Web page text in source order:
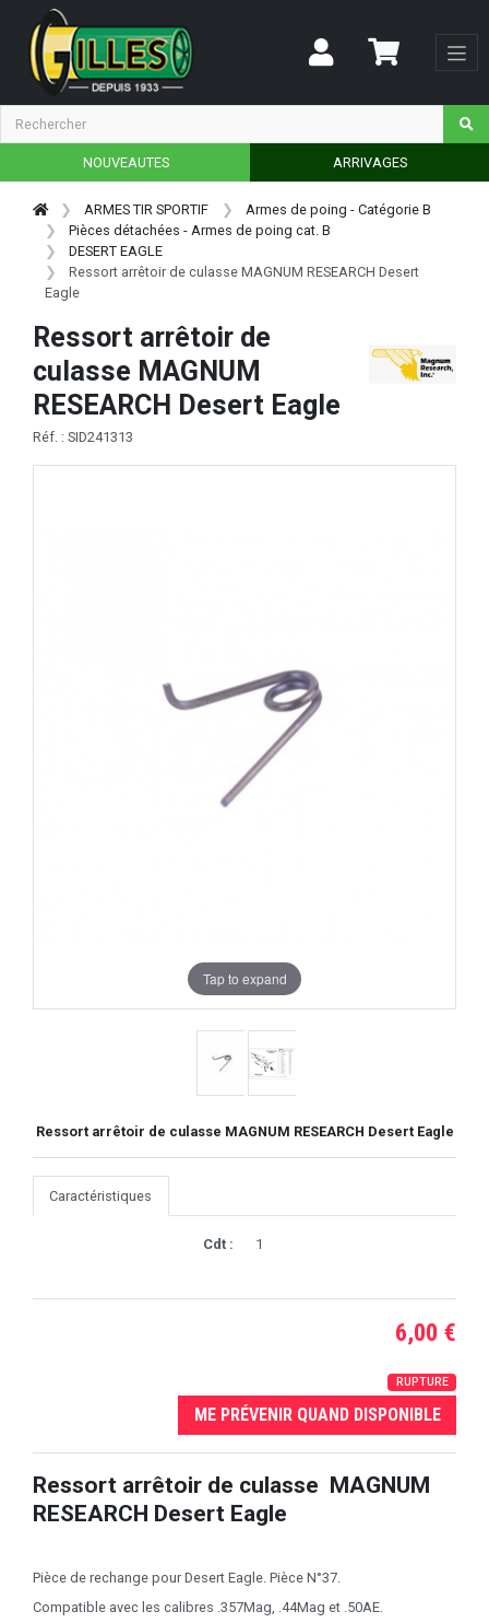
NOUVEAUTES ARRIVAGES
ARMES TIR SPORTIF
Armes de poing - Catégorie B
Pièces détachées - Armes de poing cat. B
DESERT EAGLE
Ressort arrêtoir de culasse MAGNUM RESEARCH Desert
Eagle
Ressort arrêtoir de
culasse MAGNUM
RESEARCH Desert Eagle
Réf. : SID241313
Tap to expand
Ressort arrêtoir de culasse MAGNUM RESEARCH Desert Eagle
Caractéristiques
Cdt : 1
6,00 €
RUPTURE
ME PRÉVENIR QUAND DISPONIBLE
Ressort arrêtoir de culasse MAGNUM
RESEARCH Desert Eagle
Pièce de rechange pour Desert Eagle. Pièce N°37.
Compatible avec les calibres .357Mag, .44Mag et .50AE.